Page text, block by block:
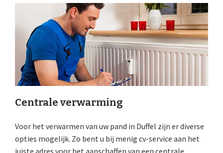
Centrale verwarming
Voor het verwarmen van uw pand in Duffel zijn er diverse
opties mogelijk. Zo bent u bij menig cv-service aan het
juiste adres voor het aanschaffen van een centrale